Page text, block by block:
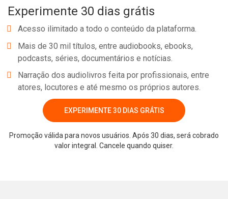
Experimente 30 dias grátis
Acesso ilimitado a todo o conteúdo da plataforma.
Mais de 30 mil títulos, entre audiobooks, ebooks,
podcasts, séries, documentários e notícias.
Narração dos audiolivros feita por profissionais, entre
atores, locutores e até mesmo os próprios autores.
EXPERIMENTE 30 DIAS GRÁTIS
Promoção válida para novos usuários. Após 30 dias, será cobrado
valor integral. Cancele quando quiser.
Whatsapp Facebook Twitter